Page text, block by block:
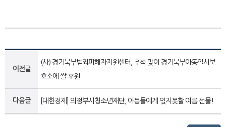
이전글
(사) 경기북부범죄피해자지원센터, 추석 맞이 경기북부아동일시보
호소에 쌀 후원
다음글 [대한경제] 의정부시청소년재단, 아동들에게 잊지못할 여름 선물!